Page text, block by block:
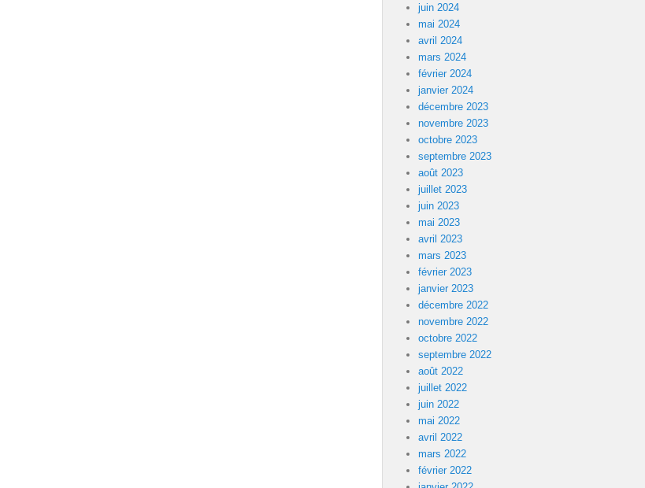
juin 2024
mai 2024
avril 2024
mars 2024
février 2024
janvier 2024
décembre 2023
novembre 2023
octobre 2023
septembre 2023
août 2023
juillet 2023
juin 2023
mai 2023
avril 2023
mars 2023
février 2023
janvier 2023
décembre 2022
novembre 2022
octobre 2022
septembre 2022
août 2022
juillet 2022
juin 2022
mai 2022
avril 2022
mars 2022
février 2022